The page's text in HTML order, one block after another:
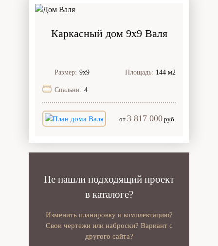
Каркасный дом 9х9 Валя
Размер: 9х9 Площадь: 144 м2
Спальни: 4
от 3 817 000 руб.
Не нашли подходящий проект
в каталоге?
Изменить планировку и комплектацию?
Свои чертежи или наброски? Вариант с
другого сайта?